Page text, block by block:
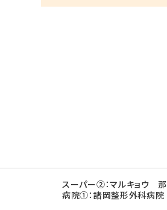
スーパー②：マルキョウ
病院①：諸岡整形外科病